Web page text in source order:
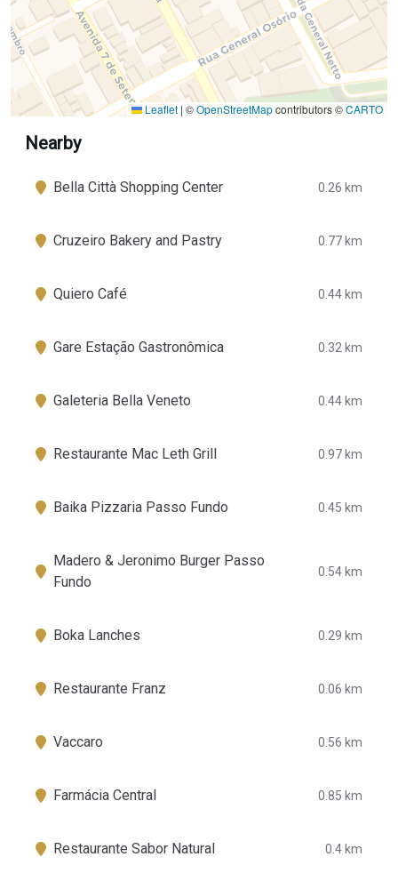
Leaflet | ©OpenStreetMapcontributors ©CARTO
Nearby
Bella Città Shopping Center 0.26 km
Cruzeiro Bakery and Pastry 0.77 km
Quiero Café 0.44 km
Gare Estação Gastronômica 0.32 km
Galeteria Bella Veneto 0.44 km
Restaurante Mac Leth Grill 0.97 km
Baika Pizzaria Passo Fundo 0.45 km
Madero & Jeronimo Burger Passo
Fundo
0.54 km
Boka Lanches 0.29 km
Restaurante Franz 0.06 km
Vaccaro 0.56 km
Farmácia Central 0.85 km
Restaurante Sabor Natural 0.4 km